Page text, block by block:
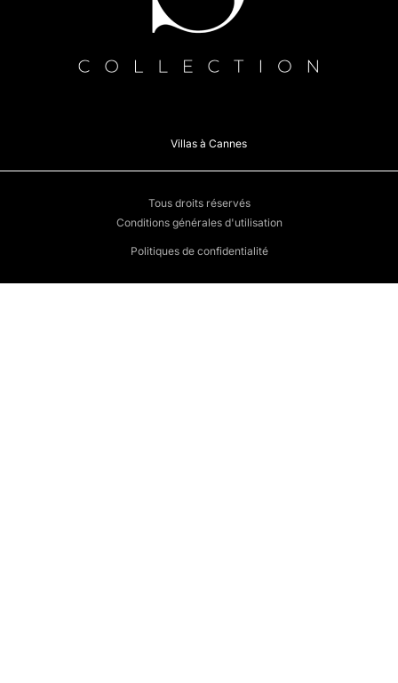
Villas à Cannes
Tous droits réservés
Conditions générales d'utilisation
Politiques de confidentialité